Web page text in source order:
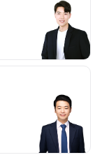
주 선생님 홈 바로가기
민 선생님 홈 바로가기